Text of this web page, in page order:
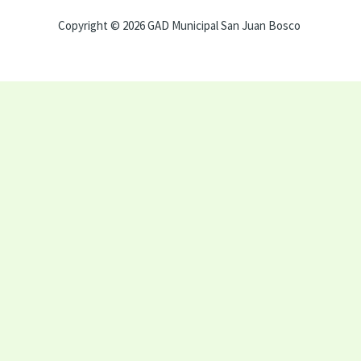
Copyright © 2026 GAD Municipal San Juan Bosco